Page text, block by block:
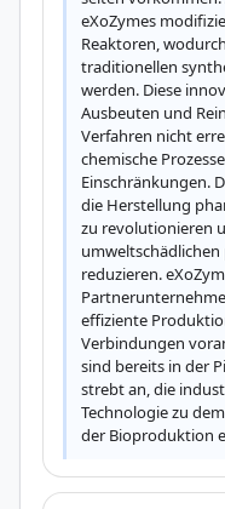
eXoZymes
Reaktoren,
traditionellen
werden. Diese
Ausbeuten und
Verfahren nicht
chemische
Einschränkungen.
die Herstellung
zu revolutionieren
umweltschädlichen
reduzieren.
effiziente
Verbindungen
sind bereits in der
strebt an, die
Technologie zu
der Bioproduktion